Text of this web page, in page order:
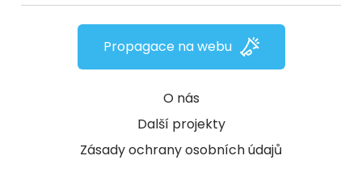
O nás
Další projekty
Zásady ochrany osobních údajů
Propagace na webu